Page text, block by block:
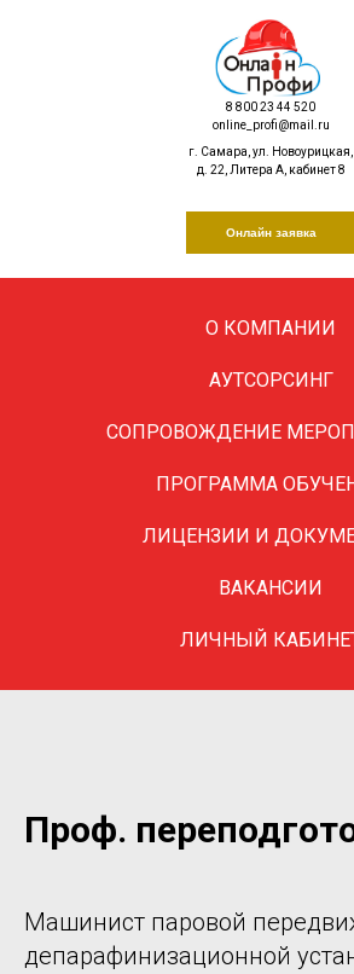
г. Самара, ул. Новоурицкая,
д. 22, Литера А, кабинет 8
8 800 23 44 520
online_profi@mail.ru
Онлайн заявка
Профи
О КОМПАНИИ
АУТСОРСИНГ
СОПРОВОЖДЕНИЕ
ПРОГРАММА
ЛИЦЕНЗИИ И
ВАКАНСИИ
ЛИЧНЫЙ
Проф.
Машинист паровой
депарафинизационной